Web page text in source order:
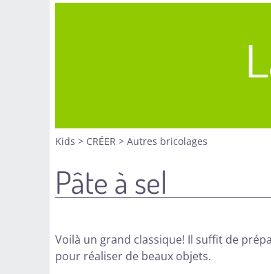
Kids > CRÉER > Autres bricolages
Pâte à sel
Voilà un grand classique! Il suffit de
pour réaliser de beaux objets.